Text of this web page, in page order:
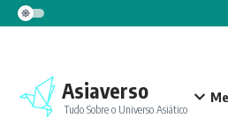
Ir para o conteúdo
Asiaverso
Tudo Sobre o Universo Asiático